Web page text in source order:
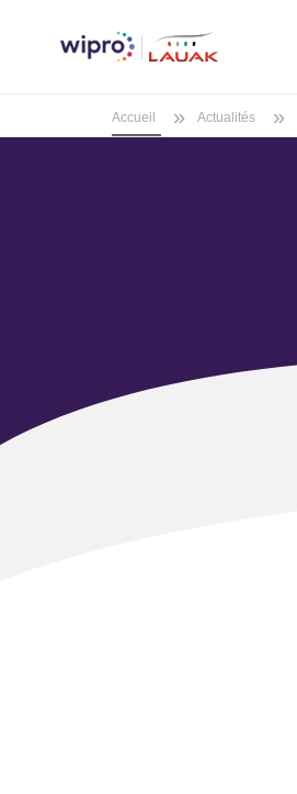
Accueil » Actualités »